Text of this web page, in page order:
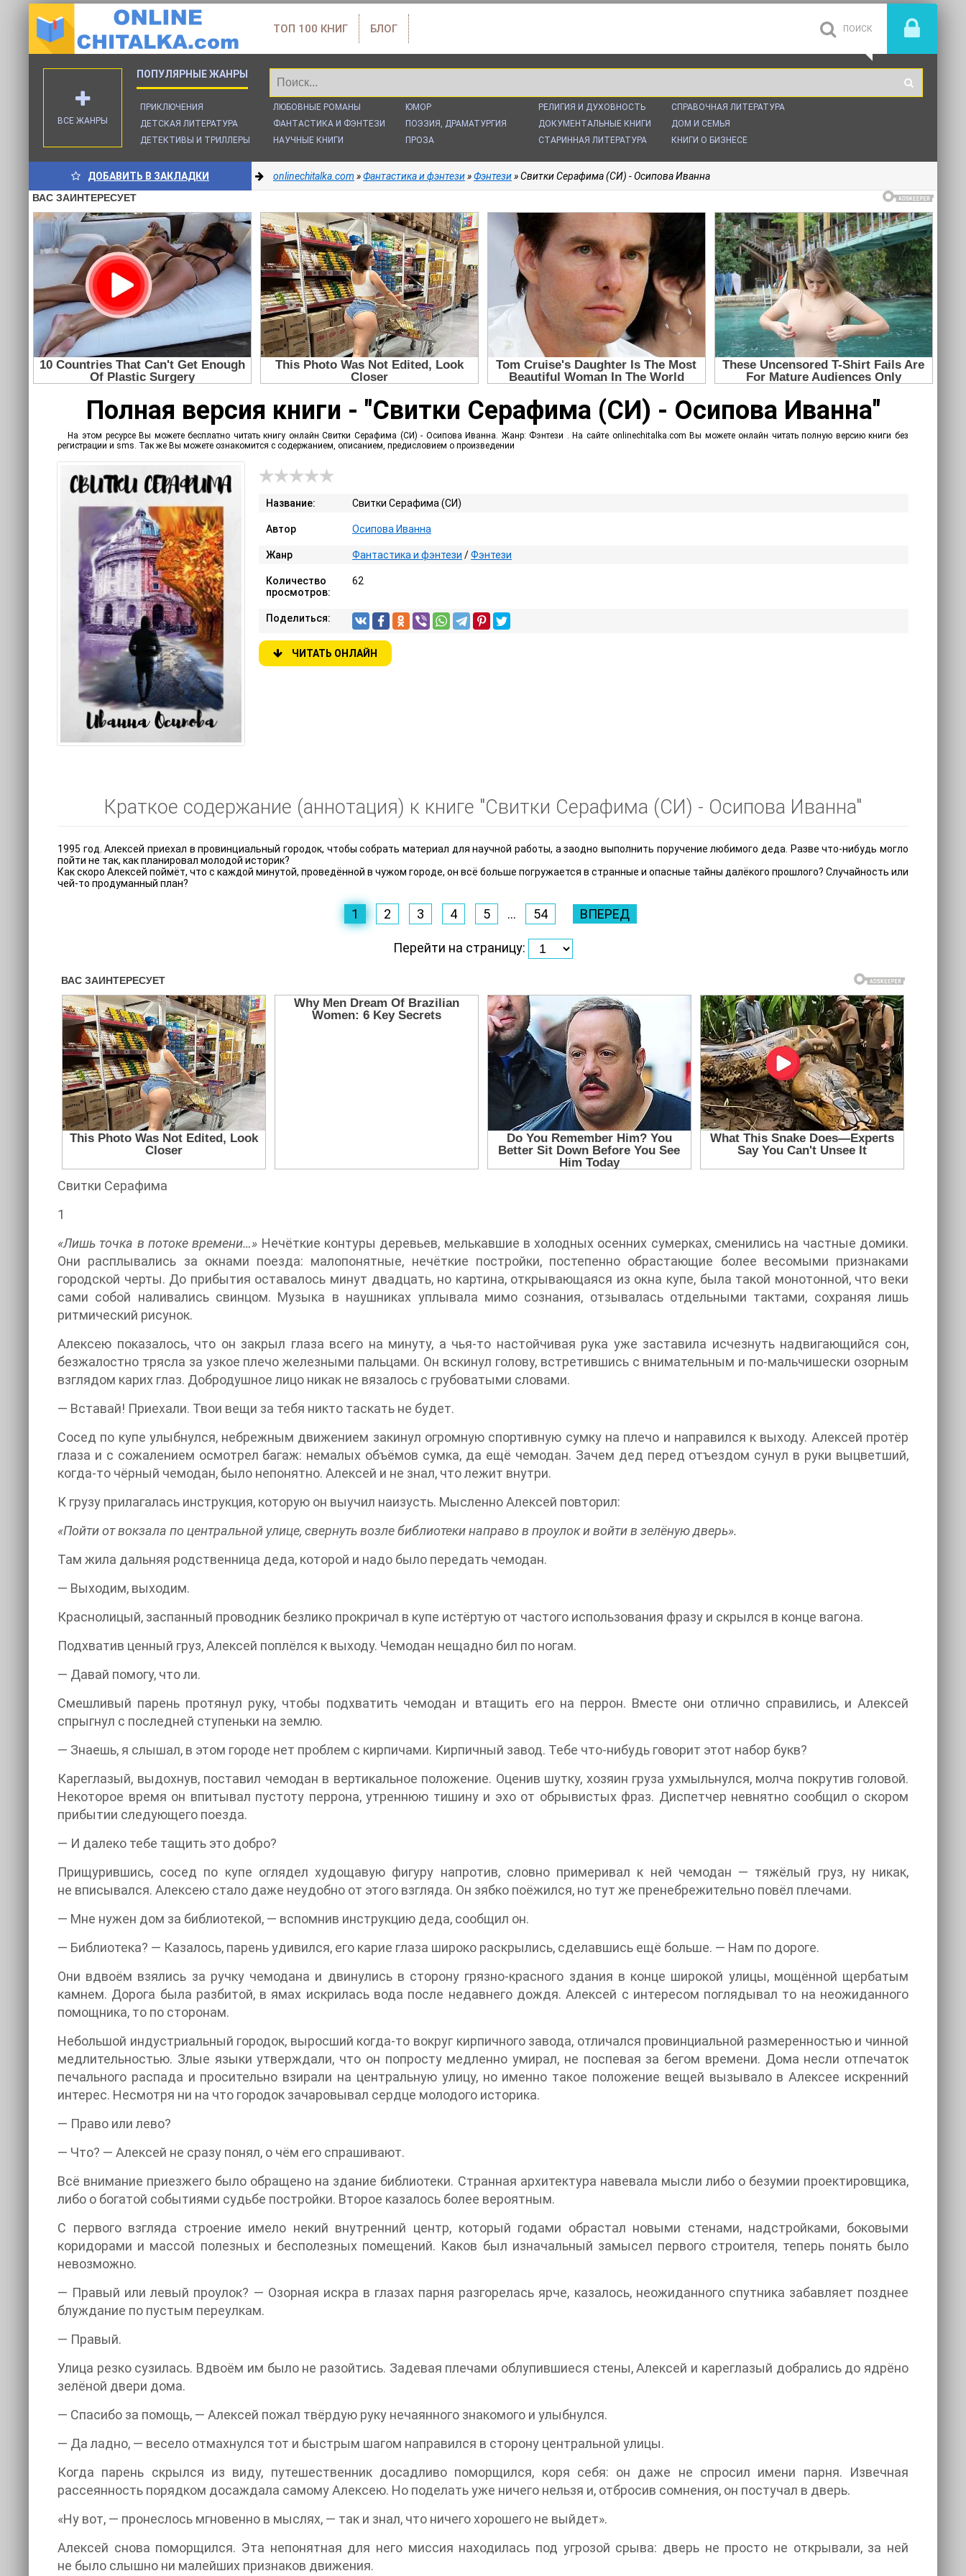
ТОП 100 КНИГ БЛОГ
ПРИКЛЮЧЕНИЯ
ДЕТСКАЯ ЛИТЕРАТУРА
ДЕТЕКТИВЫ И ТРИЛЛЕРЫ
ЛЮБОВНЫЕ РОМАНЫ
ФАНТАСТИКА И ФЭНТЕЗИ
НАУЧНЫЕ КНИГИ
ЮМОР
ПОЭЗИЯ, ДРАМАТУРГИЯ
ПРОЗА
РЕЛИГИЯ И ДУХОВНОСТЬ
ДОКУМЕНТАЛЬНЫЕ КНИГИ
СТАРИННАЯ ЛИТЕРАТУРА
СПРАВОЧНАЯ ЛИТЕРАТУРА
ДОМ И СЕМЬЯ
КНИГИ О БИЗНЕСЕ
ВСЕ ЖАНРЫ
ДОБАВИТЬ В ЗАКЛАДКИ onlinechitalka.com »Фантастика и фэнтези»Фэнтези» Свитки Серафима (СИ) - Осипова Иванна
Полная версия книги - "Свитки Серафима (СИ) - Осипова Иванна"
На этом ресурсе Вы можете бесплатно читать книгу онлайн Свитки Серафима (СИ) - Осипова Иванна. Жанр: Фэнтези . На сайте onlinechitalka.com Вы можете онлайн читать полную версию книги без
регистрации и sms. Так же Вы можете ознакомится с содержанием, описанием, предисловием о произведении
Название: Свитки Серафима (СИ)
Автор Осипова Иванна
Жанр Фантастика и фэнтези /Фэнтези
Количество
просмотров:
62
Поделиться:
ЧИТАТЬ ОНЛАЙН
Краткое содержание (аннотация) к книге "Свитки Серафима (СИ) - Осипова Иванна"
1995 год. Алексей приехал в провинциальный городок, чтобы собрать материал для научной работы, а заодно выполнить поручение любимого деда. Разве что-нибудь могло
пойти не так, как планировал молодой историк?
Как скоро Алексей поймёт, что с каждой минутой, проведённой в чужом городе, он всё больше погружается в странные и опасные тайны далёкого прошлого? Случайность или
чей-то продуманный план?
1 2 3 4 5 ... 54 ВПЕРЕД
Перейти на страницу:
Свитки Серафима
1
«Лишь точка в потоке времени…» Нечёткие контуры деревьев, мелькавшие в холодных осенних сумерках, сменились на частные домики.
Они расплывались за окнами поезда: малопонятные, нечёткие постройки, постепенно обрастающие более весомыми признаками
городской черты. До прибытия оставалось минут двадцать, но картина, открывающаяся из окна купе, была такой монотонной, что веки
сами собой наливались свинцом. Музыка в наушниках уплывала мимо сознания, отзывалась отдельными тактами, сохраняя лишь
ритмический рисунок.
Алексею показалось, что он закрыл глаза всего на минуту, а чья-то настойчивая рука уже заставила исчезнуть надвигающийся сон,
безжалостно трясла за узкое плечо железными пальцами. Он вскинул голову, встретившись с внимательным и по-мальчишески озорным
взглядом карих глаз. Добродушное лицо никак не вязалось с грубоватыми словами.
— Вставай! Приехали. Твои вещи за тебя никто таскать не будет.
Сосед по купе улыбнулся, небрежным движением закинул огромную спортивную сумку на плечо и направился к выходу. Алексей протёр
глаза и с сожалением осмотрел багаж: немалых объёмов сумка, да ещё чемодан. Зачем дед перед отъездом сунул в руки выцветший,
когда-то чёрный чемодан, было непонятно. Алексей и не знал, что лежит внутри.
К грузу прилагалась инструкция, которую он выучил наизусть. Мысленно Алексей повторил:
«Пойти от вокзала по центральной улице, свернуть возле библиотеки направо в проулок и войти в зелёную дверь».
Там жила дальняя родственница деда, которой и надо было передать чемодан.
— Выходим, выходим.
Краснолицый, заспанный проводник безлико прокричал в купе истёртую от частого использования фразу и скрылся в конце вагона.
Подхватив ценный груз, Алексей поплёлся к выходу. Чемодан нещадно бил по ногам.
— Давай помогу, что ли.
Смешливый парень протянул руку, чтобы подхватить чемодан и втащить его на перрон. Вместе они отлично справились, и Алексей
спрыгнул с последней ступеньки на землю.
— Знаешь, я слышал, в этом городе нет проблем с кирпичами. Кирпичный завод. Тебе что-нибудь говорит этот набор букв?
Кареглазый, выдохнув, поставил чемодан в вертикальное положение. Оценив шутку, хозяин груза ухмыльнулся, молча покрутив головой.
Некоторое время он впитывал пустоту перрона, утреннюю тишину и эхо от обрывистых фраз. Диспетчер невнятно сообщил о скором
прибытии следующего поезда.
— И далеко тебе тащить это добро?
Прищурившись, сосед по купе оглядел худощавую фигуру напротив, словно примеривал к ней чемодан — тяжёлый груз, ну никак,
не вписывался. Алексею стало даже неудобно от этого взгляда. Он зябко поёжился, но тут же пренебрежительно повёл плечами.
— Мне нужен дом за библиотекой, — вспомнив инструкцию деда, сообщил он.
— Библиотека? — Казалось, парень удивился, его карие глаза широко раскрылись, сделавшись ещё больше. — Нам по дороге.
Они вдвоём взялись за ручку чемодана и двинулись в сторону грязно-красного здания в конце широкой улицы, мощённой щербатым
камнем. Дорога была разбитой, в ямах искрилась вода после недавнего дождя. Алексей с интересом поглядывал то на неожиданного
помощника, то по сторонам.
Небольшой индустриальный городок, выросший когда-то вокруг кирпичного завода, отличался провинциальной размеренностью и чинной
медлительностью. Злые языки утверждали, что он попросту медленно умирал, не поспевая за бегом времени. Дома несли отпечаток
печального распада и просительно взирали на центральную улицу, но именно такое положение вещей вызывало в Алексее искренний
интерес. Несмотря ни на что городок зачаровывал сердце молодого историка.
— Право или лево?
— Что? — Алексей не сразу понял, о чём его спрашивают.
Всё внимание приезжего было обращено на здание библиотеки. Странная архитектура навевала мысли либо о безумии проектировщика,
либо о богатой событиями судьбе постройки. Второе казалось более вероятным.
С первого взгляда строение имело некий внутренний центр, который годами обрастал новыми стенами, надстройками, боковыми
коридорами и массой полезных и бесполезных помещений. Каков был изначальный замысел первого строителя, теперь понять было
невозможно.
— Правый или левый проулок? — Озорная искра в глазах парня разгорелась ярче, казалось, неожиданного спутника забавляет позднее
блуждание по пустым переулкам.
— Правый.
Улица резко сузилась. Вдвоём им было не разойтись. Задевая плечами облупившиеся стены, Алексей и кареглазый добрались до ядрёно
зелёной двери дома.
— Спасибо за помощь, — Алексей пожал твёрдую руку нечаянного знакомого и улыбнулся.
— Да ладно, — весело отмахнулся тот и быстрым шагом направился в сторону центральной улицы.
Когда парень скрылся из виду, путешественник досадливо поморщился, коря себя: он даже не спросил имени парня. Извечная
рассеянность порядком досаждала самому Алексею. Но поделать уже ничего нельзя и, отбросив сомнения, он постучал в дверь.
«Ну вот, — пронеслось мгновенно в мыслях, — так и знал, что ничего хорошего не выйдет».
Алексей снова поморщился. Эта непонятная для него миссия находилась под угрозой срыва: дверь не просто не открывали, за ней
не было слышно ни малейших признаков движения.